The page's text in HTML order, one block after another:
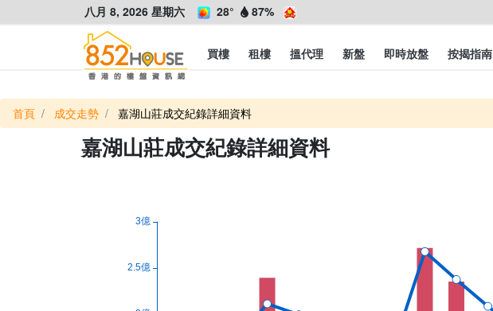
八月 8, 2026 星期六 28° 87%
買樓 租樓 搵代理 新盤 即時放盤 按揭指南
首頁 成交走勢 嘉湖山莊成交紀錄詳細資料
嘉湖山莊成交紀錄詳細資料